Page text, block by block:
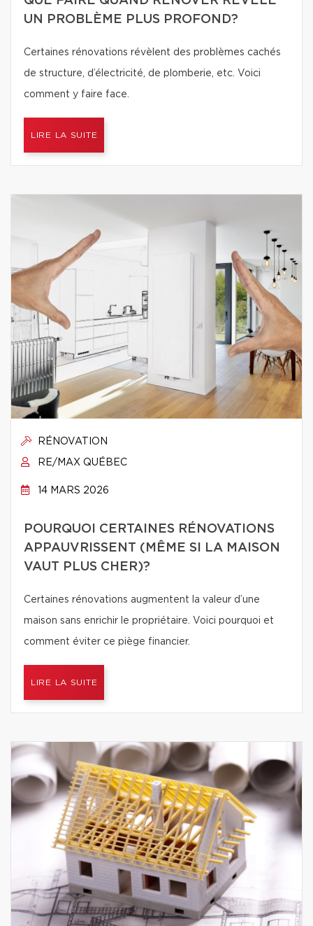
UN PROBLÈME PLUS PROFOND?
Certaines rénovations révèlent des problèmes cachés
de structure, d’électricité, de plomberie, etc. Voici
comment y faire face.
LIRE LA SUITE
RÉNOVATION
RE/MAX QUÉBEC
14 MARS 2026
POURQUOI CERTAINES RÉNOVATIONS
APPAUVRISSENT (MÊME SI LA MAISON
VAUT PLUS CHER)?
Certaines rénovations augmentent la valeur d’une
maison sans enrichir le propriétaire. Voici pourquoi et
comment éviter ce piège financier.
LIRE LA SUITE